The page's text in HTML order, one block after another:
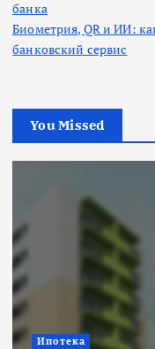
банка
Биометрия, QR и ИИ:
банковский сервис
You Missed
Ипотека